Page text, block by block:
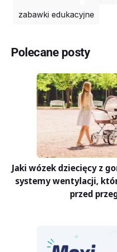
zabawki edukacyjne
Polecane posty
Jaki wózek dziecięcy z
systemy wentylacji,
przed